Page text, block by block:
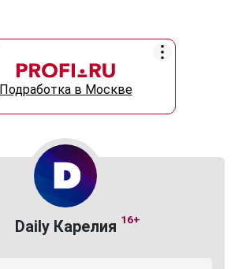
Подработка в Москве
Daily Карелия 16+